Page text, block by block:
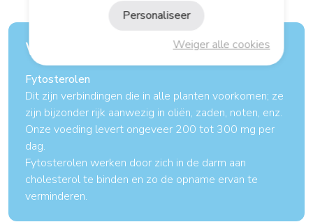
Wist u dat?
Fytosterolen
Dit zijn verbindingen die in alle planten voorkomen; ze
zijn bijzonder rijk aanwezig in oliën, zaden, noten, enz.
Onze voeding levert ongeveer 200 tot 300 mg per
dag.
Fytosterolen werken door zich in de darm aan
cholesterol te binden en zo de opname ervan te
verminderen.
Weiger alle cookies
Personaliseer